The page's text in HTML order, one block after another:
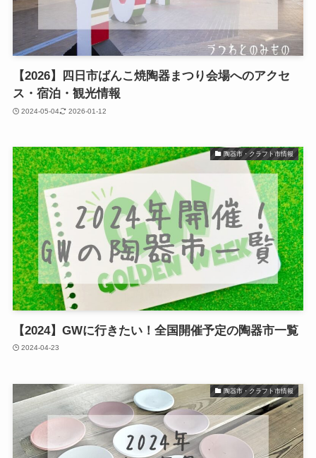
【2026】四日市ばんこ焼陶器まつり会場へのアクセ
ス・宿泊・観光情報
2024-05-04 2026-01-12
陶器市・クラフト市情報
【2024】GWに行きたい！全国開催予定の陶器市一覧
2024-04-23
陶器市・クラフト市情報